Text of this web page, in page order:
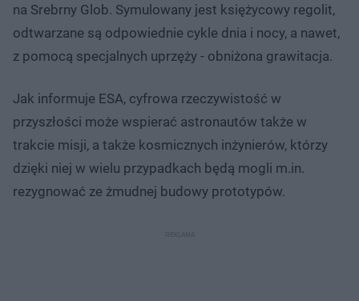
na Srebrny Glob. Symulowany jest księżycowy regolit,
odtwarzane są odpowiednie cykle dnia i nocy, a nawet,
z pomocą specjalnych uprzęży - obniżona grawitacja.
Jak informuje ESA, cyfrowa rzeczywistość w
przyszłości może wspierać astronautów także w
trakcie misji, a także kosmicznych inżynierów, którzy
dzięki niej w wielu przypadkach będą mogli m.in.
rezygnować ze żmudnej budowy prototypów.